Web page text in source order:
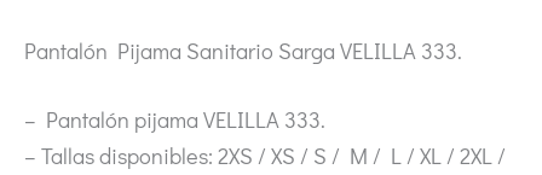
Pantalón Pijama Sanitario Sarga VELILLA 333.
– Pantalón pijama VELILLA 333.
– Tallas disponibles: 2XS / XS / S / M / L / XL / 2XL /